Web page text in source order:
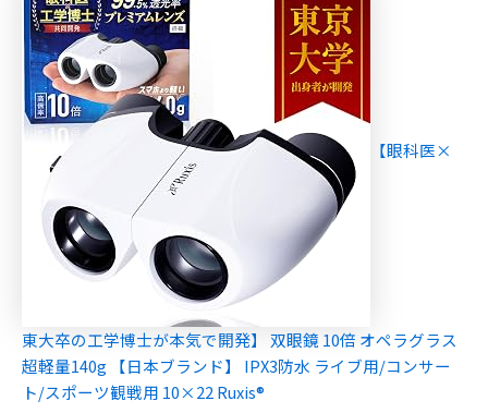
【眼科医×
東大卒の工学博士が本気で開発】 双眼鏡 10倍 オペラグラス
超軽量140g 【日本ブランド】 IPX3防水 ライブ用/コンサー
ト/スポーツ観戦用 10×22 Ruxis®